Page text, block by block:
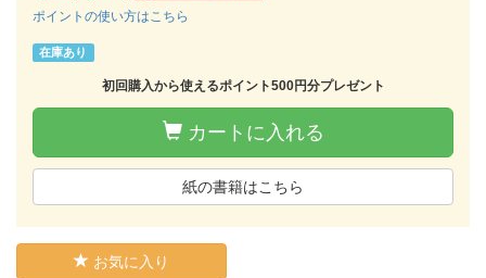
ポイントの使い方はこちら
在庫あり
初回購入から使えるポイント500円分プレゼント
カートに入れる
紙の書籍はこちら
お気に入り